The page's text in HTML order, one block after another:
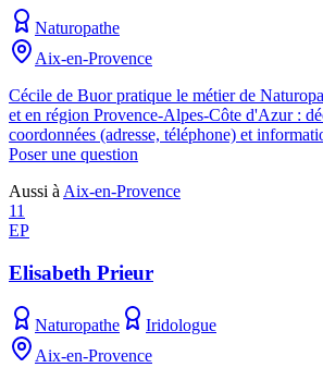
Naturopathe
Aix-en-Provence
Cécile de Buor pratique le métier de
et en région Provence-Alpes-Côte d'Azur :
coordonnées (adresse, téléphone) et
Poser une question
Aussi à Aix-en-Provence
11
EP
Elisabeth Prieur
Naturopathe
Iridologue
Aix-en-Provence